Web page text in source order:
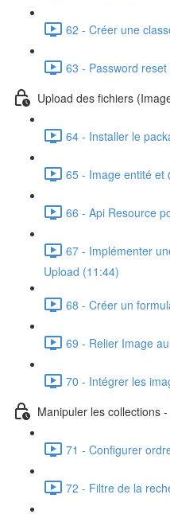
62 - Créer une
63 - Password
Upload des fichiers
64 - Installer le
65 - Image entité et
66 - Api Resource
67 - Implémenter
Upload (11:44)
68 - Créer un
69 - Relier Image
70 - Intégrer les
Manipuler les collections
71 - Configurer
72 - Filtre de la